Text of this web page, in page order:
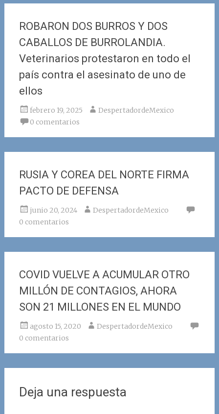
ROBARON DOS BURROS Y DOS
CABALLOS DE BURROLANDIA.
Veterinarios protestaron en todo el
país contra el asesinato de uno de
ellos
febrero 19, 2025
DespertadordeMexico
0 comentarios
RUSIA Y COREA DEL NORTE FIRMA
PACTO DE DEFENSA
junio 20, 2024
DespertadordeMexico
0 comentarios
COVID VUELVE A ACUMULAR OTRO
MILLÓN DE CONTAGIOS, AHORA
SON 21 MILLONES EN EL MUNDO
agosto 15, 2020
DespertadordeMexico
0 comentarios
Deja una respuesta